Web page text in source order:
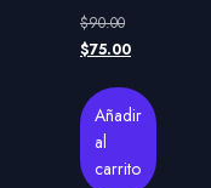
$90.00
$75.00
Añadir
al
carrito